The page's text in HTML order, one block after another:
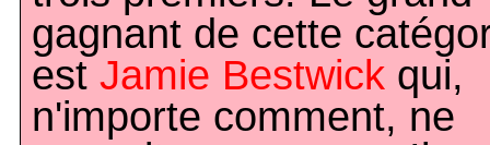
gagnant de cette
est Jamie Bestwick qui,
n'importe comment, ne